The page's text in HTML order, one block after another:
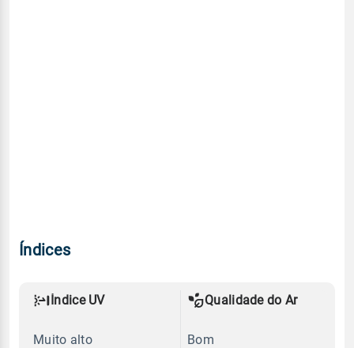
Índices
Índice UV
Muito alto
Qualidade do Ar
Bom